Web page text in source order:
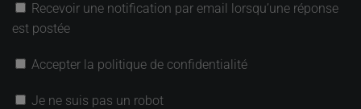
Recevoir une notification par email lorsqu’une réponse
est postée
Accepter la politique de confidentialité
Je ne suis pas un robot